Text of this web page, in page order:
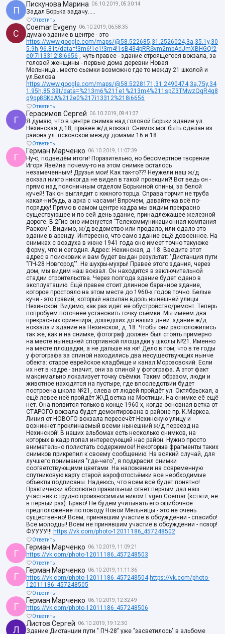
П
Пискунова Марина 06.10.2019, 05:30:14
Задал Борька задачу.....
Ответить
C
Coemar Evgeny 06.10.2019, 06:58:35
думаю здание в центре - это
https://www.google.com/maps/@58.522685,31.2526024,3a,35.1y,30
5.9h,96.81t/data=!3m6!1e1!3m4!1sB434pRRSvm2mbAdJmXBHGQ!2
e0!7i13312!8i6656 , чуть правее - здание строящегося вокзала, за
головой женщины - первые дома деревни Новая
Мельница...место сьемки возможно где то между 21 школой и
ул.Белова
https://www.google.com/maps/@58.5228171,31.2490474,3a,75y,34
1.95h,85.39t/data=%213m6%211e1%213m4%211spZ3TMwzQqR4q8
q9qp8SKdA%212e0%217i13312%218i6656
Ответить
Г
Герасимов Сергей 06.10.2019, 09:41:37
Я думаю, что в центре снимка над головой Борьки здание ул.
Нехинская д.18, правее ж/д вокзал. Снимок мог быть сделан из
района ул. псковской между домами 16 и 18.
Ответить
Г
Герман Марченко 06.10.2019, 11:07:39
Ну-с, подведём итоги! Поразительно, но бессмертное творение
Игоря Явейна почему-то на этом снимке осталось
незамеченным! Друзья мои! Как так-то??? Неужели наш ж/д
вокзал никто никогда не видел в такой проекции?! Вот ведь он -
прямо над поясничным отделом Борькиной спины, за белой
кучей! Так он выглядит с южного торца. Справа торчит не труба
какая-нибудь, а арка с часами! Впрочем, давайте-ка всё по-
порядку! Прямо в самом центре кадра мы видим прекрасно
существующее и по сей день здание, принадлежащее железной
дороге. В 2Гис оно именуется "Телекоммуникационная компания
Раском". Видимо, ж/д ведомство или продало, или сдало это
здание в аренду. Интересно, что само здание ещё довоенное. На
снимках с воздуха в июне 1941 года оно имеет точно такуюже
форму, что и сегодня. Адрес: Нехинская, д. 18. Введите этот
адрес в поисковик и вам будет выдан результат: "Дистанция пути
"ПЧ-28 Новгород"". Не шухры-мухры! Правее этого здания, через
дом, мы видим наш вокзал. Он находится в заключительной
стадии строительства. Через полгода здание будет сдано в
эксплуатацию. Ещё правее стоит длинное барачное здание,
которое простояло на этом месте до 1960-х годов точно. Белые
кучи - это гравий, который насыпан вдоль нынешней улицы
Нехинской. Видимо, как раз идёт её обустройство/ремонт. Теперь
попробуем поточнее установить точку съёмки. Мы имеем два
прекрасных ориентира, дошедших до наших дней: здание ж/д
вокзала и здание на Нехинской, д. 18. Чтобы они расположились
так же, как и на снимке, фотограф должен был стоять примерно
на месте нынешней спортивной площадки у школы №21. Именно
на месте площадки, а не дальше на юг! Дело в том, что в те годы
у фотографа за спиной находились два несуществующих нынче
обекта: старое еврейское кладбище и канал Морозовский. Если
их нет в кадре - значит, они за спиной у фотографа. А этот факт
максимально локализует точку съёмки. Таким образом, люди и
животное находятся на пустыре, где впоследствии будет
построена школа №21, слева от людей пройдёт ул. Октябрьская, а
ещё левее неё пройдёт Ж\Д ветка на Мостищи. На снимке её ещё
нет. Она появится только в конце 1960-х, когда основная ветка от
СТАРОГО вокзала будет демонтирована в районе пр. К.Маркса.
Линия от НОВОГО вокзала пересечёт Нехинскую улицу и
возникнет проклинаемый всеми нынешний ж/д переезд на
Нехинской! В наших альбомах есть несколько снимков, на
которых в кадр попал интересующий нас район. Нужно просто
внимательно полистать содержимое! Некоторые фрагменты таких
снимков прикрепил к своему сообщению. На всякий случай, для
лучшего понимания "где-чего", я подкрасил снимки
соответствующими цветами. На наложении на современную
спутниковую карту старой аэрофотосъёмки все необходимые
объекты подписаны. Надеюсь, что всем всё будет понятно!
Практически абсолютно правильный ответ первым дал наш
участник с трудно произносимым ником Evgen Coemar (кстати, не
в первый раз). Браво! Не будем учитывать его ошибочное
предположение по поводу Новой Мельницы - это не очень
существенно! Всем, принявшим участие в обсуждении - спасибо!
Все молодцы! Всем не принявшим участие в обсуждении - позор!
ФУУУУ!!! https://vk.com/photo-12011186_457248502
Ответить
Г
Герман Марченко 06.10.2019, 11:09:21
https://vk.com/photo-12011186_457248503
Ответить
Г
Герман Марченко 06.10.2019, 11:11:36
https://vk.com/photo-12011186_457248504 https://vk.com/photo-
12011186_457248505
Ответить
Г
Герман Марченко 06.10.2019, 12:32:49
https://vk.com/photo-12011186_457248506
Ответить
Л
Листов Сергей 06.10.2019, 19:12:30
Здание Дистанции пути " ПЧ-28" уже "засветилось" в альбоме